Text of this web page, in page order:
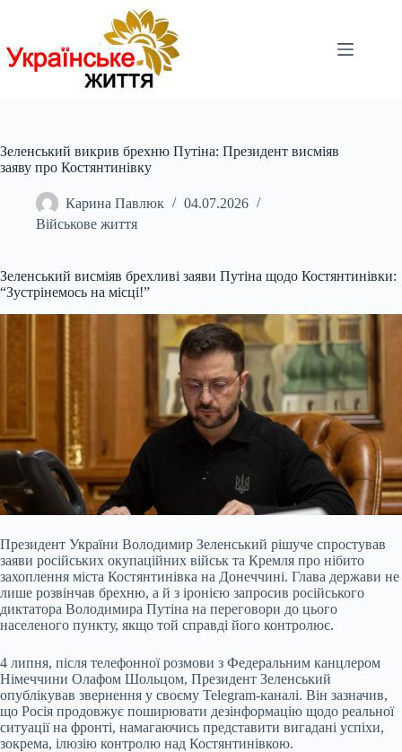
Зеленський викрив брехню Путіна: Президент висміяв
заяву про Костянтинівку
Карина Павлюк
04.07.2026
Військове життя
Зеленський висміяв брехливі заяви Путіна щодо Костянтинівки:
“Зустрінемось на місці!”
Президент України Володимир Зеленський рішуче спростував
заяви російських окупаційних військ та Кремля про нібито
захоплення міста Костянтинівка на Донеччині. Глава держави не
лише розвінчав брехню, а й з іронією запросив російського
диктатора Володимира Путіна на переговори до цього
населеного пункту, якщо той справді його контролює.
4 липня, після телефонної розмови з Федеральним канцлером
Німеччини Олафом Шольцом, Президент Зеленський
опублікував звернення у своєму Telegram-каналі. Він зазначив,
що Росія продовжує поширювати дезінформацію щодо реальної
ситуації на фронті, намагаючись представити вигадані успіхи,
зокрема, ілюзію контролю над Костянтинівкою.